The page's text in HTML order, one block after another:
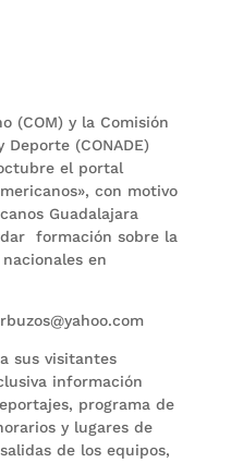
(COM) y la Comisión
(CONADE)
el portal
con motivo
Guadalajara
formación sobre la
en
sus visitantes
información
programa de
y lugares de
de los equipos,